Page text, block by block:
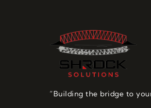
“Building the bridge to